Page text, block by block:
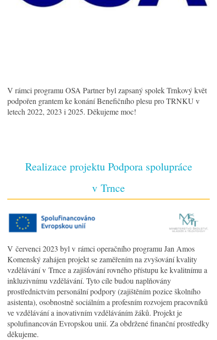
V rámci programu OSA Partner byl zapsaný spolek Trnkový květ
podpořen grantem ke konání Benefičního plesu pro TRNKU v
letech 2022, 2023 i 2025. Děkujeme moc!
Realizace projektu Podpora spolupráce
v Trnce
V červenci 2023 byl v rámci operačního programu Jan Amos
Komenský zahájen projekt se zaměřením na zvyšování kvality
vzdělávání v Trnce a zajišťování rovného přístupu ke kvalitnímu a
inkluzivnímu vzdělávání. Tyto cíle budou naplňovány
prostřednictvím personální podpory (zajištěním pozice školního
asistenta), osobnostně sociálním a profesním rozvojem pracovníků
ve vzdělávání a inovativním vzděláváním žáků. Projekt je
spolufinancován Evropskou unií. Za obdržené finanční prostředky
děkujeme.